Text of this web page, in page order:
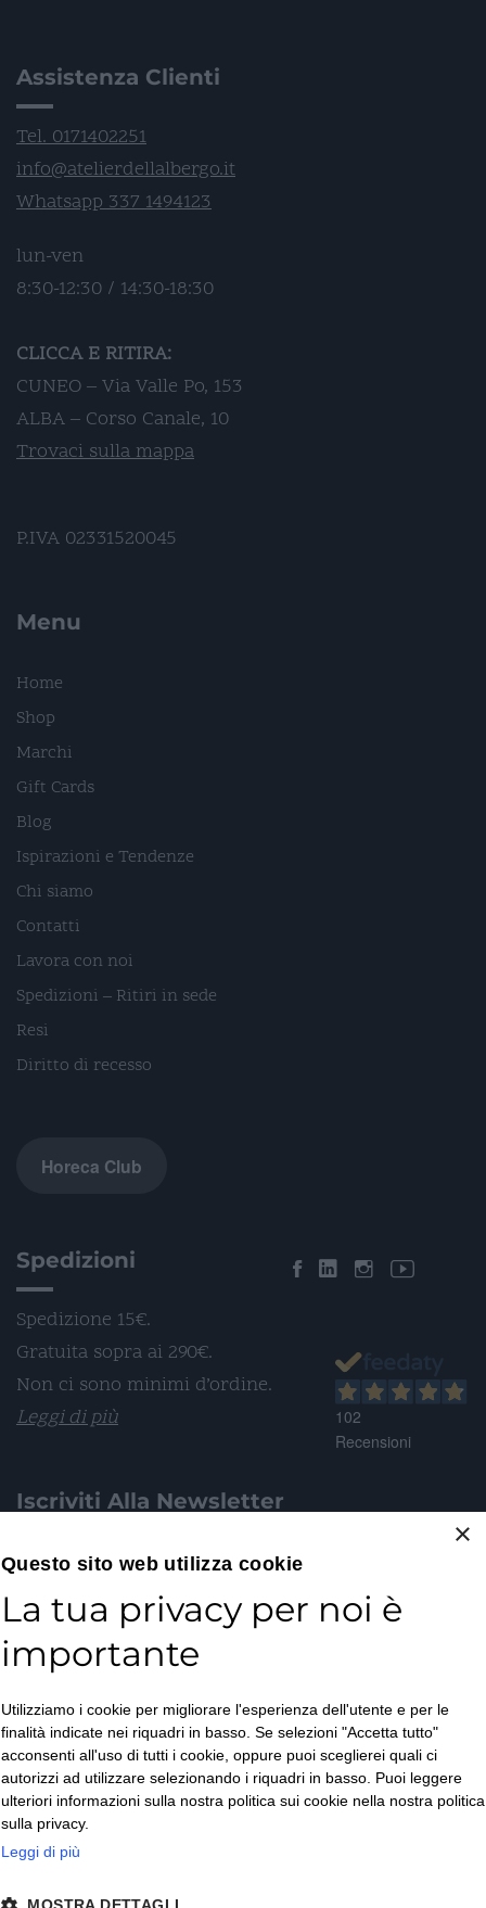
Assistenza Clienti
Tel. 0171402251
info@atelierdellalbergo.it
Whatsapp 337 1494123
lun-ven
8:30-12:30 / 14:30-18:30
CLICCA E RITIRA:
CUNEO – Via Valle Po, 153
ALBA – Corso Canale, 10
Trovaci sulla mappa
P.IVA 02331520045
Menu
Home
Shop
Marchi
Gift Cards
Blog
Ispirazioni e Tendenze
Chi siamo
Contatti
Lavora con noi
Spedizioni – Ritiri in sede
Resi
Diritto di recesso
Horeca Club
Spedizioni
Spedizione 15€.
Gratuita sopra ai 290€.
Non ci sono minimi d’ordine.
Leggi di più
Iscriviti Alla Newsletter
Email*
Privacy Policy*
ISCRIVITI
102
Recensioni
×
Questo sito web utilizza cookie
La tua privacy per noi è
importante
Utilizziamo i cookie per migliorare l'esperienza dell'utente e per le
finalità indicate nei riquadri in basso. Se selezioni "Accetta tutto"
acconsenti all'uso di tutti i cookie, oppure puoi sceglierei quali ci
autorizzi ad utilizzare selezionando i riquadri in basso. Puoi leggere
ulteriori informazioni sulla nostra politica sui cookie nella nostra politica
sulla privacy.
Leggi di più